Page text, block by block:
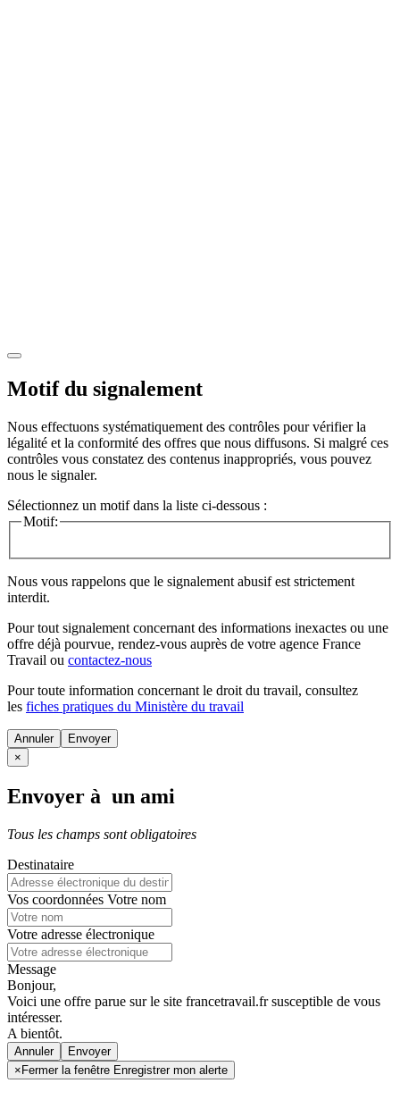
Motif du signalement
Nous effectuons systématiquement des contrôles pour vérifier la
légalité et la conformité des offres que nous diffusons. Si malgré ces
contrôles vous constatez des contenus inappropriés, vous pouvez
nous le signaler.
Sélectionnez un motif dans la liste ci-dessous :
Motif:
Nous vous rappelons que le signalement abusif est strictement
interdit.
Pour tout signalement concernant des informations inexactes ou une
offre déjà pourvue, rendez-vous auprès de votre agence France
Travail ou contactez-nous
Pour toute information concernant le droit du travail, consultez
les fiches pratiques du Ministère du travail
Annuler
×
Envoyer à un ami
Tous les champs sont obligatoires
Destinataire
Vos coordonnées Votre nom
Votre adresse électronique
Message
Bonjour,
Voici une offre parue sur le site francetravail.fr susceptible de vous
intéresser.
A bientôt.
Annuler
× Fermer la fenêtre Enregistrer mon alerte